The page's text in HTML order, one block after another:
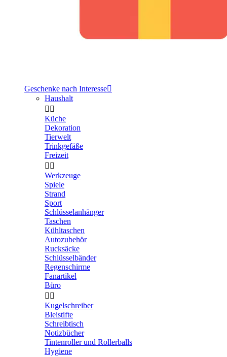
Geschenke nach Interesse
Haushalt
 
Küche
Dekoration
Tierwelt
Trinkgefäße
Freizeit
 
Werkzeuge
Spiele
Strand
Sport
Schlüsselanhänger
Taschen
Kühltaschen
Autozubehör
Rucksäcke
Schlüsselbänder
Regenschirme
Fanartikel
Büro
 
Kugelschreiber
Bleistifte
Schreibtisch
Notizbücher
Tintenroller und Rollerballs
Hygiene